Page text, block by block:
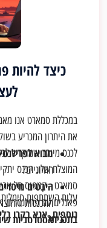
כיצד להיות
במכללת סמארט אנו
את היתרון המכריע
לכנס מיוחד שמוקדש
סמארט - קמפוס תל
פאנלים עם פרילנסרים
בתכנית?
מבוא
החיוניים?
היבטים
ההכנסות
אסטרטגיות
עלות השתתפות סימלית של 30
נוספים, אנא בקרו